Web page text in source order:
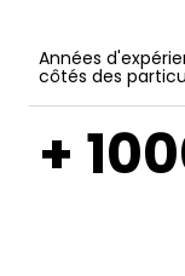
Années
côtés des
+